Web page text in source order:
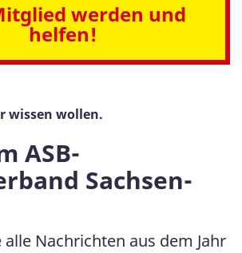
werden und
helfen!
wissen wollen.
ASB-
Sachsen-
alle Nachrichten aus dem Jahr